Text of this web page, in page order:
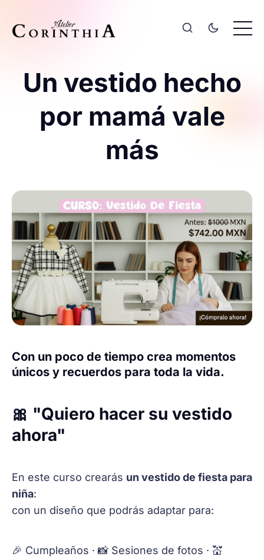
Un vestido hecho
por mamá vale
más
Con un poco de tiempo crea momentos
únicos y recuerdos para toda la vida.
🎀 "Quiero hacer su vestido
ahora"
En este curso crearás un vestido de fiesta para
niña:
con un diseño que podrás adaptar para:
🎉 Cumpleaños · 📸 Sesiones de fotos · 💒